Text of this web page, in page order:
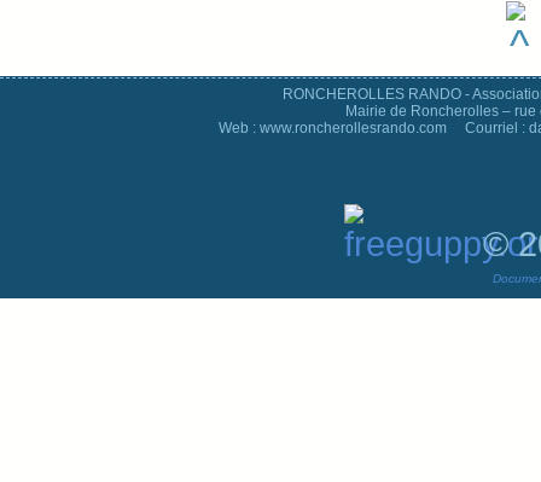
RONCHEROLLES RANDO -
Mairie de Roncherolles –
Web : www.roncherollesrando.com Courriel :
©